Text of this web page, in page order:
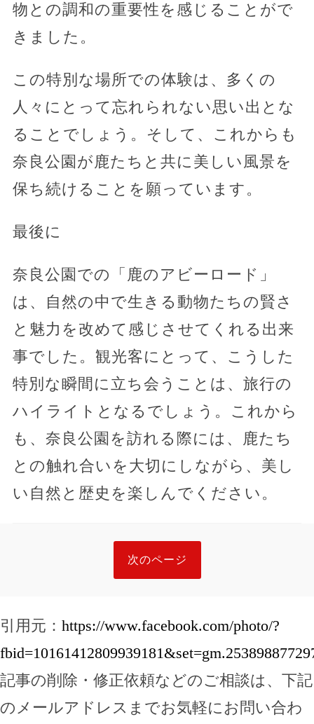
物との調和の重要性を感じることがで
きました。
この特別な場所での体験は、多くの
人々にとって忘れられない思い出とな
ることでしょう。そして、これからも
奈良公園が鹿たちと共に美しい風景を
保ち続けることを願っています。
最後に
奈良公園での「鹿のアビーロード」
は、自然の中で生きる動物たちの賢さ
と魅力を改めて感じさせてくれる出来
事でした。観光客にとって、こうした
特別な瞬間に立ち会うことは、旅行の
ハイライトとなるでしょう。これから
も、奈良公園を訪れる際には、鹿たち
との触れ合いを大切にしながら、美し
い自然と歴史を楽しんでください。
次のページ
引用元： https://www.facebook.com/photo/?
記事の削除・修正依頼などのご相談は、下記
のメールアドレスまでお気軽にお問い合わ